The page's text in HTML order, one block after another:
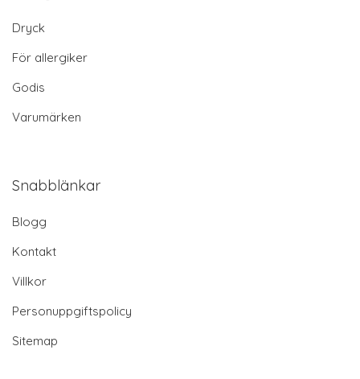
Dryck
För allergiker
Godis
Varumärken
Snabblänkar
Blogg
Kontakt
Villkor
Personuppgiftspolicy
Sitemap